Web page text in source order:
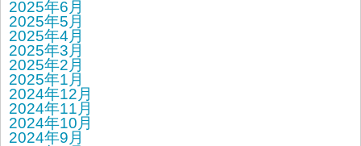
2025年6月
2025年5月
2025年4月
2025年3月
2025年2月
2025年1月
2024年12月
2024年11月
2024年10月
2024年9月